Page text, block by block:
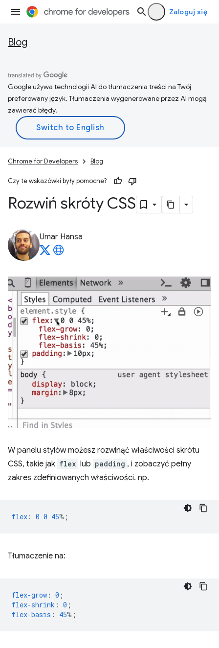
Zaloguj się
Blog
Google używa technologii AI do tłumaczenia treści na Twój
preferowany język. Tłumaczenia wygenerowane przez AI mogą
zawierać błędy.
Chrome for Developers Blog
Czy te wskazówki były pomocne?
Rozwiń skróty CSS
Umar Hansa
W panelu stylów możesz rozwinąć właściwości skrótu
CSS, takie jak flex lub padding , i zobaczyć pełny
zakres zdefiniowanych właściwości. np.
flex : 0 0 45%;
Tłumaczenie na:
flex-grow : 0 ;
flex-shrink : 0 ;
flex-basis : 45%;